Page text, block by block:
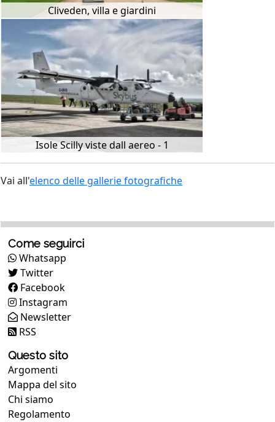
Cliveden, villa e giardini
Isole Scilly viste dall aereo - 1
Vai all'elenco delle gallerie fotografiche
Come seguirci
Whatsapp
Twitter
Facebook
Instagram
Newsletter
RSS
Questo sito
Argomenti
Mappa del sito
Chi siamo
Regolamento